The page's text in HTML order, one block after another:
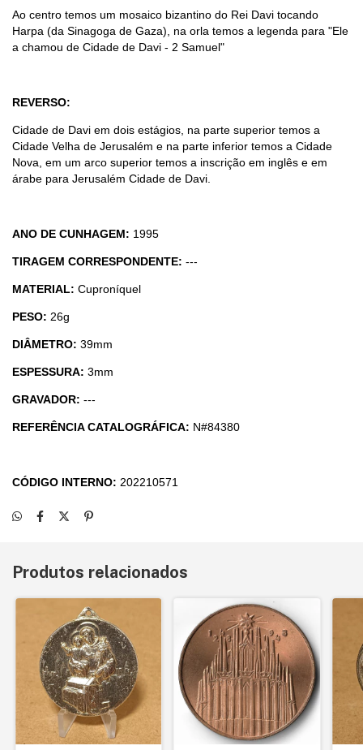
Ao centro temos um mosaico bizantino do Rei Davi tocando
Harpa (da Sinagoga de Gaza), na orla temos a legenda para "Ele
a chamou de Cidade de Davi - 2 Samuel"
REVERSO:
Cidade de Davi em dois estágios, na parte superior temos a
Cidade Velha de Jerusalém e na parte inferior temos a Cidade
Nova, em um arco superior temos a inscrição em inglês e em
árabe para Jerusalém Cidade de Davi.
ANO DE CUNHAGEM: 1995
TIRAGEM CORRESPONDENTE: ---
MATERIAL: Cuproníquel
PESO: 26g
DIÂMETRO: 39mm
ESPESSURA: 3mm
GRAVADOR: ---
REFERÊNCIA CATALOGRÁFICA: N#84380
CÓDIGO INTERNO: 202210571
Produtos relacionados